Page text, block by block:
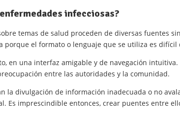
infecciosas?
temas de salud proceden de diversas fuentes
porque el formato o lenguaje que se utiliza es
en una interfaz amigable y de navegación
entre las autoridades y la comunidad.
la divulgación de información inadecuada o no
Es imprescindible entonces, crear puentes entre